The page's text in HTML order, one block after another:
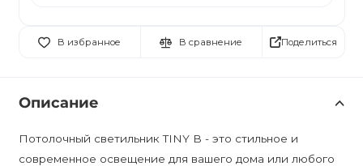
В избранное В сравнение Поделиться
Описание
Потолочный светильник TINY B - это стильное и
современное освещение для вашего дома или любого